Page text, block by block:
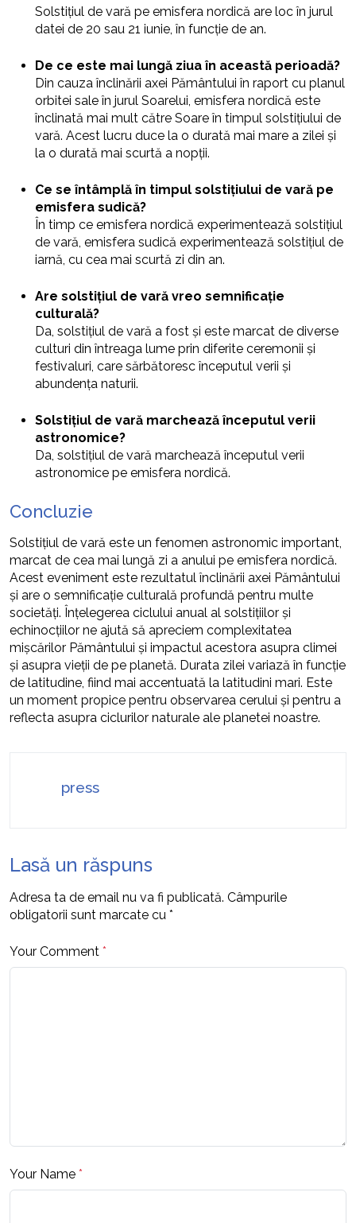
Solstițiul de vară pe emisfera nordică are loc în jurul
datei de 20 sau 21 iunie, în funcție de an.
De ce este mai lungă ziua în această perioadă?
Din cauza înclinării axei Pământului în raport cu planul
orbitei sale în jurul Soarelui, emisfera nordică este
înclinată mai mult către Soare în timpul solstițiului de
vară. Acest lucru duce la o durată mai mare a zilei și
la o durată mai scurtă a nopții.
Ce se întâmplă în timpul solstițiului de vară pe
emisfera sudică?
În timp ce emisfera nordică experimentează solstițiul
de vară, emisfera sudică experimentează solstițiul de
iarnă, cu cea mai scurtă zi din an.
Are solstițiul de vară vreo semnificație
culturală?
Da, solstițiul de vară a fost și este marcat de diverse
culturi din întreaga lume prin diferite ceremonii și
festivaluri, care sărbătoresc începutul verii și
abundența naturii.
Solstițiul de vară marchează începutul verii
astronomice?
Da, solstițiul de vară marchează începutul verii
astronomice pe emisfera nordică.
Concluzie
Solstițiul de vară este un fenomen astronomic important,
marcat de cea mai lungă zi a anului pe emisfera nordică.
Acest eveniment este rezultatul înclinării axei Pământului
și are o semnificație culturală profundă pentru multe
societăți. Înțelegerea ciclului anual al solstițiilor și
echinocțiilor ne ajută să apreciem complexitatea
mișcărilor Pământului și impactul acestora asupra climei
și asupra vieții de pe planetă. Durata zilei variază în funcție
de latitudine, fiind mai accentuată la latitudini mari. Este
un moment propice pentru observarea cerului și pentru a
reflecta asupra ciclurilor naturale ale planetei noastre.
press
Lasă un răspuns
Adresa ta de email nu va fi publicată. Câmpurile
obligatorii sunt marcate cu *
Your Comment *
Your Name *